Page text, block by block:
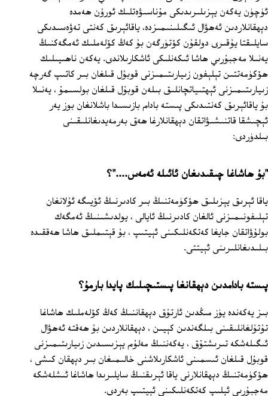
ئۈچۈن يەكەن يېزىلىرىدىكى مۇناسىۋەتلىك ئورۇن ھەمدە
دېھقانلاردىن ئەھۋال ئىگىلىنىمىزدە، ياقائېرىق كەنتى تەۋەسىدىكى
سايلىقتا يۇقىرى دولقۇن كۆتۈرگەن بۇ كەڭ كۆلەملىك ئەمگەكنىڭ
يەنىلا مەجبۇرىي ھاشا ئىكەنلىكى ئاشكارىلاندى. يەكەن ناھىيىلىك
ھۆكۈمەتتىن تېلېفون زىيارىتىمىزنى قوبۇل قىلغان بىر كاتىپ گەرچە
زىيارىتىمىزنى ئېھتىياتچانلىق بىلەن قوبۇل قىلغان بولسىمۇ ، يەنىلا
بۇ ياقائېرىق كەنتىدىكى پىستە بادام بازىسىدا باشلانغان بوز يەر
ئېچىشقا قاتنىشىۋاتقان دېھقانلارغا ھەق بەرمەيدىغانلىقىنى
بىلدۈردى:
"بۇ ھاشاغا چىقىدىغان ئائىلە ئەمەس...."؟
ياقا ئېرىق يېزىلىق ھۆكۈمەتنىڭ بىر كادىرنىڭ ئۆيىگە ئۇلانغان
تېلىفونىمىزنى ئالغان كادىرنىڭ ئايالى ، يولدىشىنىڭ ئەمگەك
بولۇۋاتقان جايغا كەتكەنلىكىنى ئېيتىپ ، بۇ قېتىملىق ھاشا ھەققىدە
بىلىدىغانلىرىنى ئېيتتى.
پىستە بادامدىن دېھقانغا پىستىچىلىك پايدا بارمۇ؟
بىز يەكەندە يۈز مىڭدىن ئارتۇق دېھقاننىڭ كەڭ كۆلەملىك ھاشاغا
تۇتۇلغانلىقىنى بىلگەندىن كېيىن ، دېھقانلاردىن بۇ ھەقتە ئەھۋال
ئىگىلەشكە تىرىشتۇق ، يەكەننىڭ مەلۇم يېزىسىدىن زىيارىتىمىزنى
قوبۇل قىلغان ئىسمىنى ئاشكارىلاشنى خالىمىغان بىر دېھقان كىشى ،
ھۆكۈمەتنىڭ دېھقانلارنى ياقا ئېرىقنىڭ سايلىرىدا ھاشاغا ئىشلەشكە
مەجبۇرىي ئېلىپ كەتكەنلىكىنى ئېيتىپ بەردى.